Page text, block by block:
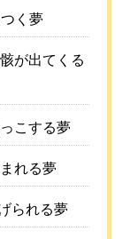
く夢
が出てくる
こする夢
れる夢
られる夢